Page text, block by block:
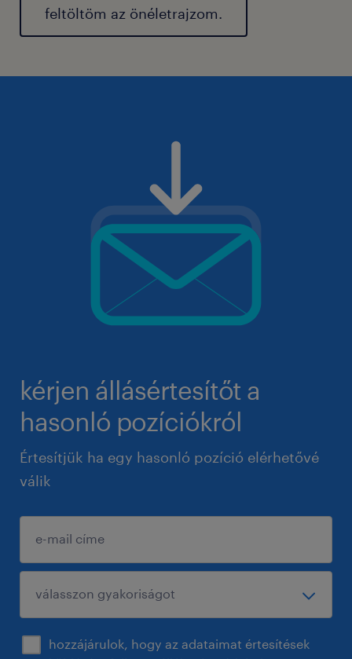
feltöltöm az önéletrajzom.
kérjen állásértesítőt a
hasonló pozíciókról
Értesítjük ha egy hasonló pozíció elérhetővé
válik
hozzájárulok, hogy az adataimat értesítések